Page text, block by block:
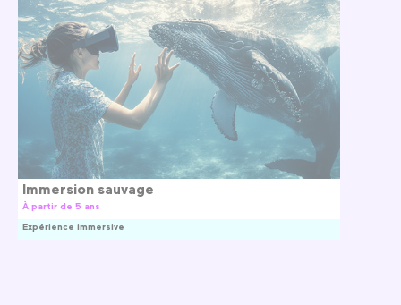
Immersion sauvage
À partir de 5 ans
Expérience immersive